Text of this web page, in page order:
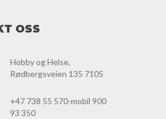
OSS
Hobby og Helse,
Rødbergsveien 135 7105
+47 738 55 570-mobil 900
93 350